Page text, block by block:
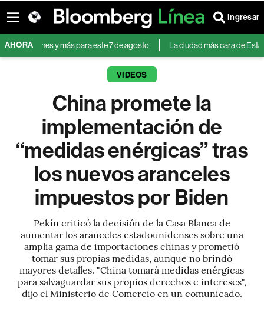
Ingresar
AHORAy más para este 7 de agosto La ciudad más cara de Estados
VIDEOS
China promete la
implementación de
“medidas enérgicas” tras
los nuevos aranceles
impuestos por Biden
Pekín criticó la decisión de la Casa Blanca de
aumentar los aranceles estadounidenses sobre una
amplia gama de importaciones chinas y prometió
tomar sus propias medidas, aunque no brindó
mayores detalles. "China tomará medidas enérgicas
para salvaguardar sus propios derechos e intereses",
dijo el Ministerio de Comercio en un comunicado.